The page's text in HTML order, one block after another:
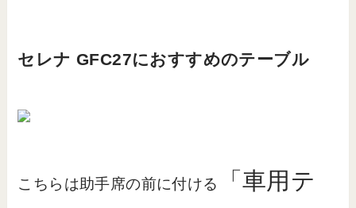
セレナ GFC27におすすめのテーブル
こちらは助手席の前に付ける
「車用テ